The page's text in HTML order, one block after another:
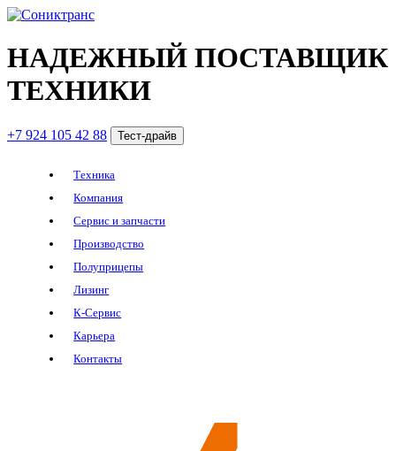
НАДЕЖНЫЙ ПОСТАВЩИК
ТЕХНИКИ
+7 924 105 42 88 Тест-драйв
Техника
Компания
Сервис и запчасти
Производство
Полуприцепы
Лизинг
К-Сервис
Карьера
Контакты